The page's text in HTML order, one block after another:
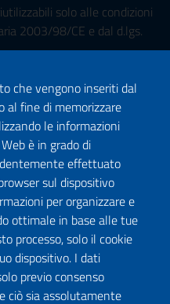
solo alle condizioni
2003/98/CE e dal d.lgs.
TikTok Podcast
che vengono inseriti dal
al fine di memorizzare
le informazioni
è in grado di
effettuato
sul dispositivo
per organizzare e
ottimale in base alle tue
processo, solo il cookie
dispositivo. I dati
previo consenso
ciò sia assolutamente